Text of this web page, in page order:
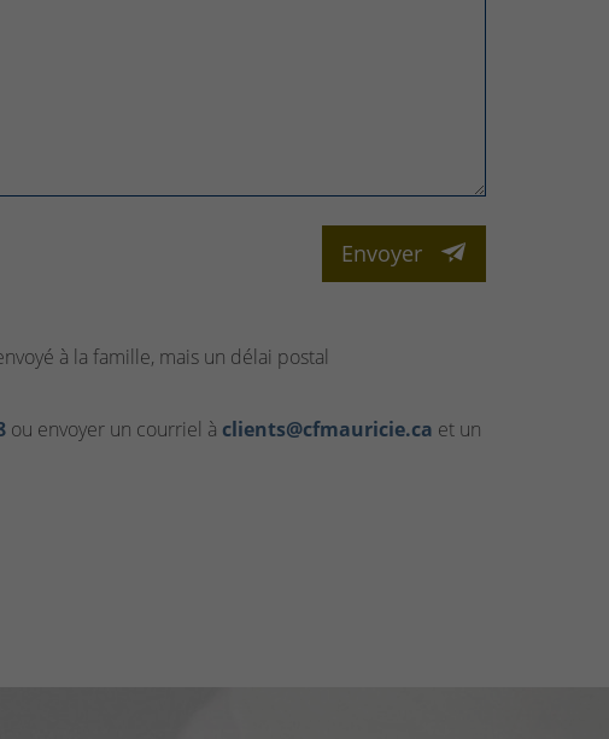
Envoyer
à la famille, mais un délai postal
ou envoyer un courriel à clients@cfmauricie.ca et un